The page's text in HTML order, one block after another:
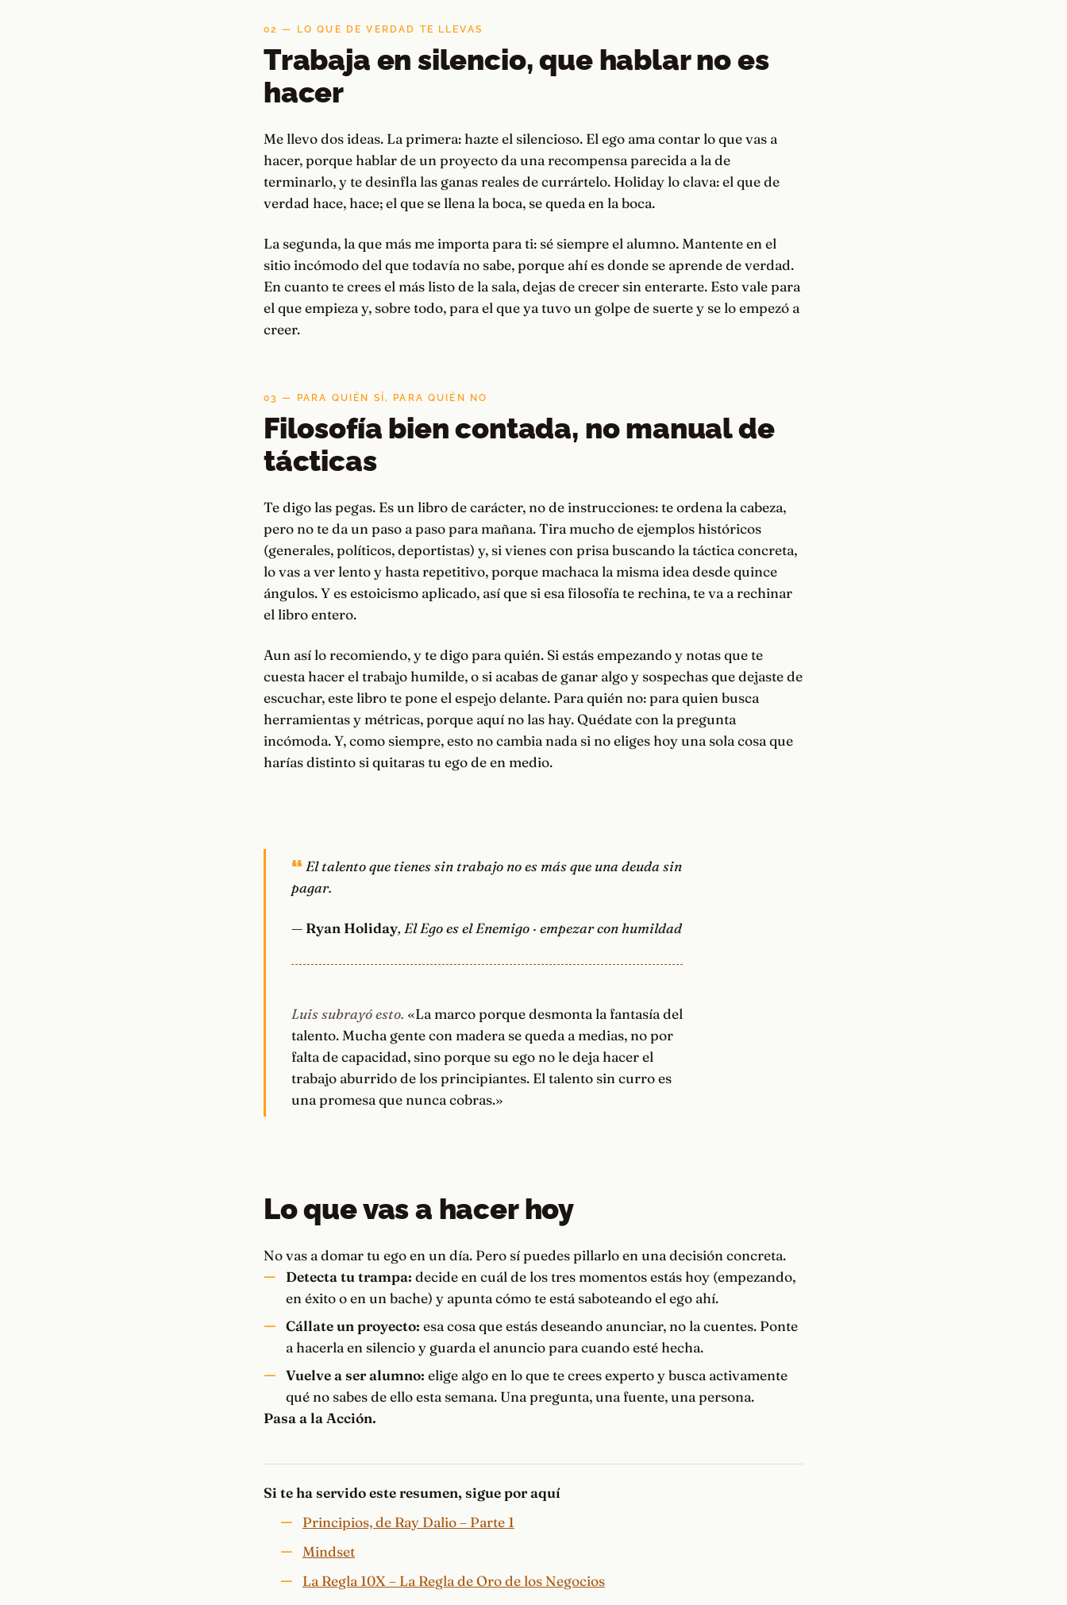
02 — LO QUE DE VERDAD TE LLEVAS
Trabaja en silencio, que hablar no es
hacer
Me llevo dos ideas. La primera: hazte el silencioso. El ego ama contar lo que vas a
hacer, porque hablar de un proyecto da una recompensa parecida a la de
terminarlo, y te desinfla las ganas reales de currártelo. Holiday lo clava: el que de
verdad hace, hace; el que se llena la boca, se queda en la boca.
La segunda, la que más me importa para ti: sé siempre el alumno. Mantente en el
sitio incómodo del que todavía no sabe, porque ahí es donde se aprende de verdad.
En cuanto te crees el más listo de la sala, dejas de crecer sin enterarte. Esto vale para
el que empieza y, sobre todo, para el que ya tuvo un golpe de suerte y se lo empezó a
creer.
03 — PARA QUIÉN SÍ, PARA QUIÉN NO
Filosofía bien contada, no manual de
tácticas
Te digo las pegas. Es un libro de carácter, no de instrucciones: te ordena la cabeza,
pero no te da un paso a paso para mañana. Tira mucho de ejemplos históricos
(generales, políticos, deportistas) y, si vienes con prisa buscando la táctica concreta,
lo vas a ver lento y hasta repetitivo, porque machaca la misma idea desde quince
ángulos. Y es estoicismo aplicado, así que si esa filosofía te rechina, te va a rechinar
el libro entero.
Aun así lo recomiendo, y te digo para quién. Si estás empezando y notas que te
cuesta hacer el trabajo humilde, o si acabas de ganar algo y sospechas que dejaste de
escuchar, este libro te pone el espejo delante. Para quién no: para quien busca
herramientas y métricas, porque aquí no las hay. Quédate con la pregunta
incómoda. Y, como siempre, esto no cambia nada si no eliges hoy una sola cosa que
harías distinto si quitaras tu ego de en medio.
El talento que tienes sin trabajo no es más que una deuda sin
pagar.
— Ryan Holiday, El Ego es el Enemigo · empezar con humildad
Luis subrayó esto. «La marco porque desmonta la fantasía del
talento. Mucha gente con madera se queda a medias, no por
falta de capacidad, sino porque su ego no le deja hacer el
trabajo aburrido de los principiantes. El talento sin curro es
una promesa que nunca cobras.»
Lo que vas a hacer hoy
No vas a domar tu ego en un día. Pero sí puedes pillarlo en una decisión concreta.
Detecta tu trampa: decide en cuál de los tres momentos estás hoy (empezando,
en éxito o en un bache) y apunta cómo te está saboteando el ego ahí.
Cállate un proyecto: esa cosa que estás deseando anunciar, no la cuentes. Ponte
a hacerla en silencio y guarda el anuncio para cuando esté hecha.
Vuelve a ser alumno: elige algo en lo que te crees experto y busca activamente
qué no sabes de ello esta semana. Una pregunta, una fuente, una persona.
Pasa a la Acción.
Si te ha servido este resumen, sigue por aquí
Principios, de Ray Dalio – Parte 1
Mindset
La Regla 10X – La Regla de Oro de los Negocios